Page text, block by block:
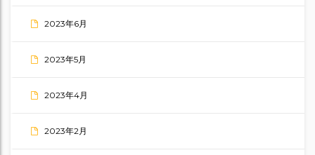
2023年6月
2023年5月
2023年4月
2023年2月